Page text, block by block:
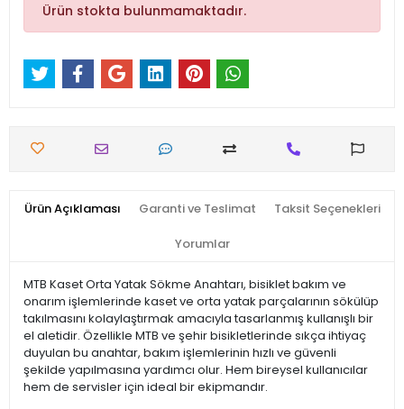
Ürün stokta bulunmamaktadır.
Ürün Açıklaması Garanti ve Teslimat Taksit Seçenekleri
Yorumlar
MTB Kaset Orta Yatak Sökme Anahtarı, bisiklet bakım ve
onarım işlemlerinde kaset ve orta yatak parçalarının sökülüp
takılmasını kolaylaştırmak amacıyla tasarlanmış kullanışlı bir
el aletidir. Özellikle MTB ve şehir bisikletlerinde sıkça ihtiyaç
duyulan bu anahtar, bakım işlemlerinin hızlı ve güvenli
şekilde yapılmasına yardımcı olur. Hem bireysel kullanıcılar
hem de servisler için ideal bir ekipmandır.